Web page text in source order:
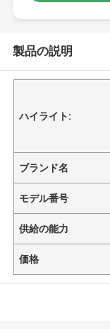
製品の説明
ハイライト:
ブランド名
モデル番号
供給の能力
価格